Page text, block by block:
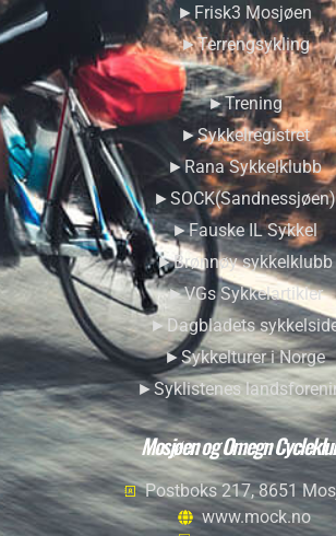
►Frisk3 Mosjøen
►Terrengsykling
►Trening
►Sykkelregistret
►Rana Sykkelklubb
►SOCK(Sandnessjøen)
►Fauske IL Sykkel
►Brønnøy sykkelklubb
►VGs Sykkelartikler
►Dagbladets
►Sykkelturer i Norge
►Syklistenes
Mosjøen og Omegn
Postboks 217, 8651
www.mock.no